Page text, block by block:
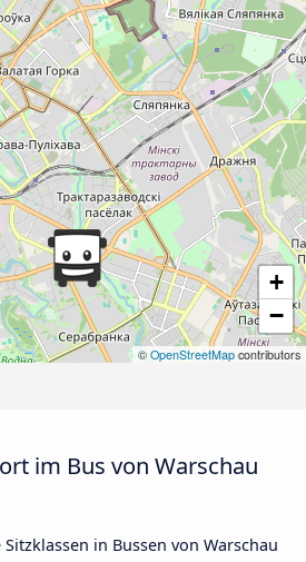
+
−
© OpenStreetMapcontributors
im Bus von Warschau
in Bussen von Warschau